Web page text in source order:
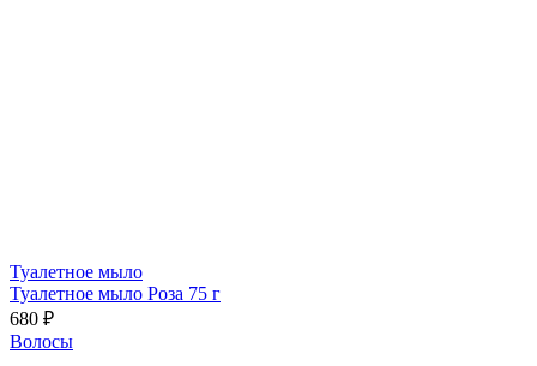
Туалетное мыло
Туалетное мыло Роза 75 г
680 ₽
Волосы